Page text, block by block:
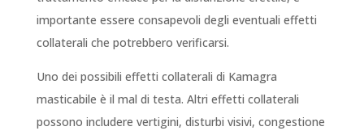
importante essere consapevoli degli eventuali effetti
collaterali che potrebbero verificarsi.
Uno dei possibili effetti collaterali di Kamagra
masticabile è il mal di testa. Altri effetti collaterali
possono includere vertigini, disturbi visivi, congestione